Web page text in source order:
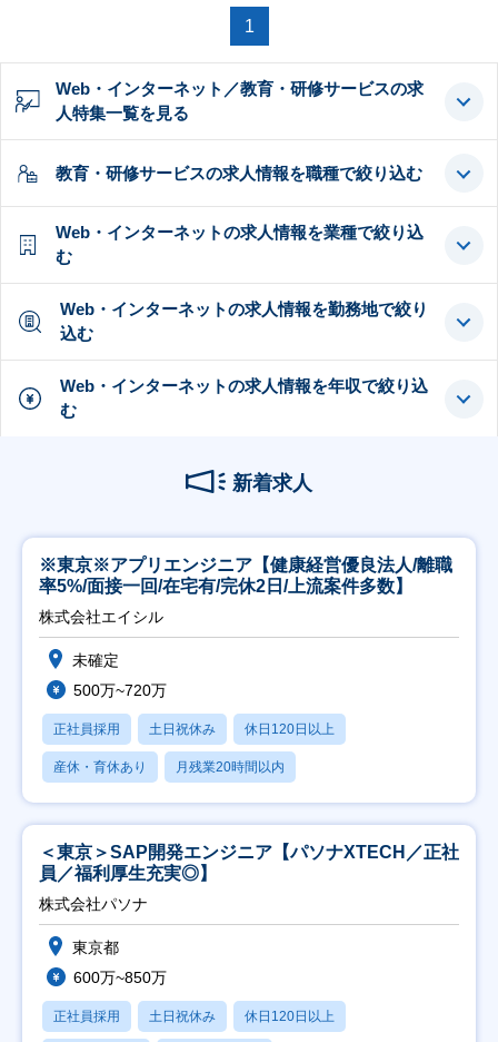
1
Web・インターネット／教育・研修サービスの求
人特集一覧を見る
教育・研修サービスの求人情報を職種で絞り込む
Web・インターネットの求人情報を業種で絞り込
む
Web・インターネットの求人情報を勤務地で絞り
込む
Web・インターネットの求人情報を年収で絞り込
む
新着求人
※東京※アプリエンジニア【健康経営優良法人/離職
率5%/面接一回/在宅有/完休2日/上流案件多数】
株式会社エイシル
未確定
500万~720万
正社員採用 土日祝休み 休日120日以上
産休・育休あり 月残業20時間以内
＜東京＞SAP開発エンジニア【パソナXTECH／正社
員／福利厚生充実◎】
株式会社パソナ
東京都
600万~850万
正社員採用 土日祝休み 休日120日以上